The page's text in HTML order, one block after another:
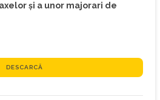
şi a unor majorari de
DESCARCĂ